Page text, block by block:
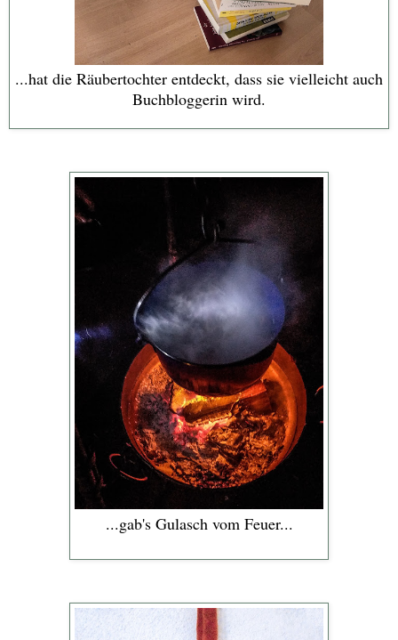
...hat die Räubertochter entdeckt, dass sie vielleicht auch
Buchbloggerin wird.
...gab's Gulasch vom Feuer...